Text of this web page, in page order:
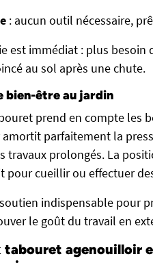
: aucun outil nécessaire,
est immédiat : plus besoin
au sol après une chute.
bien-être au jardin
prend en compte les
parfaitement la
travaux prolongés. La
pour cueillir ou effectuer
indispensable pour
le goût du travail en
tabouret agenouilloir